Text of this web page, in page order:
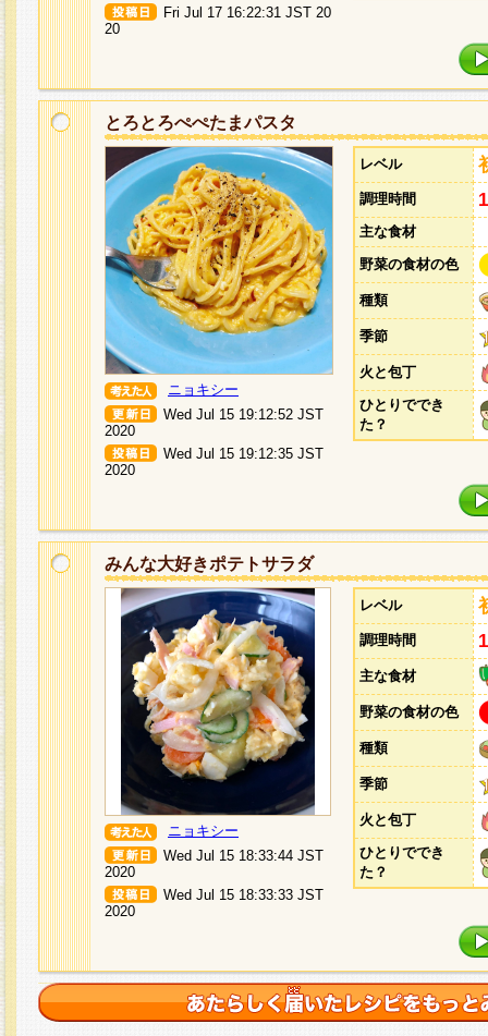
Fri Jul 17 16:22:31 JST 20
20
とろとろぺぺたまパスタ
ニョキシー
Wed Jul 15 19:12:52 JST
2020
Wed Jul 15 19:12:35 JST
2020
レベル
調理時間
主な食材
野菜の食材の色
種類
季節
火と包丁
ひとりででき
た？
みんな大好きポテトサラダ
ニョキシー
Wed Jul 15 18:33:44 JST
2020
Wed Jul 15 18:33:33 JST
2020
レベル
調理時間
主な食材
野菜の食材の色
種類
季節
火と包丁
ひとりででき
た？